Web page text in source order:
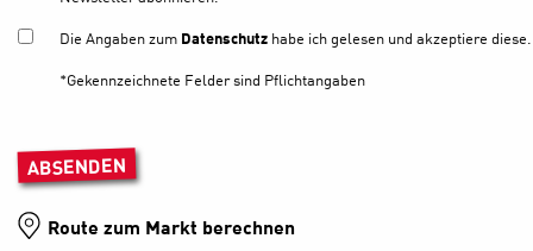
Die Angaben zum Datenschutzhabe ich gelesen und akzeptiere diese.
*Gekennzeichnete Felder sind Pflichtangaben
Route zum Markt berechnen